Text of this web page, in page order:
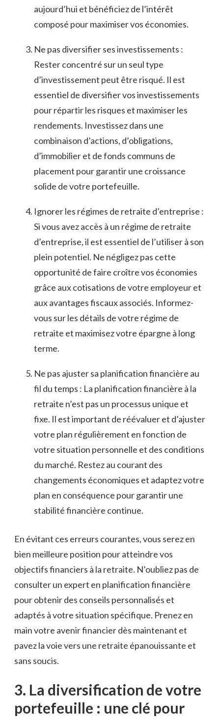
aujourd’hui et bénéficiez de ‌l’intérêt
⁣composé pour maximiser ⁣vos⁢ économies.
Ne pas diversifier ⁢ses investissements :
⁣Rester ⁢concentré sur un seul ⁤type⁢
d’investissement peut être risqué. Il est ​
essentiel de diversifier vos‌ investissements
pour ⁣répartir les ‍risques et ⁣maximiser les
rendements. Investissez dans une
combinaison d’actions, d’obligations,
d’immobilier et ⁢de fonds communs ⁣de⁣
placement ⁣pour garantir⁤ une croissance
solide de‌ votre portefeuille.
Ignorer les régimes de retraite d’entreprise :
Si‌ vous avez ‌accès à un régime de retraite
d’entreprise, ⁤il est essentiel ⁢de l’utiliser à son
plein potentiel. ​Ne négligez pas cette
opportunité de faire ⁣croître vos économies
grâce aux cotisations de ​votre employeur ⁤et‌
aux avantages fiscaux‌ associés. Informez-
vous⁢ sur ⁣les détails de ⁢votre régime de
retraite et​ maximisez⁣ votre épargne à​ long
terme.
Ne‍ pas ajuster sa planification financière‍ au
fil du temps : La planification financière à ‍la​
retraite n’est pas ⁤un processus unique ⁢et
fixe. Il est important de ⁣réévaluer et ‌d’ajuster
votre plan​ régulièrement en fonction⁣ de
votre ‌situation personnelle et des conditions
du‍ marché. Restez au‌ courant des
changements économiques et adaptez ⁤votre​
plan en conséquence pour garantir⁤ une
stabilité financière continue.
En évitant ces erreurs courantes, vous ⁣serez en
bien ⁢meilleure position pour atteindre vos
objectifs financiers à la retraite. ‌N’oubliez pas de
‍consulter ⁣un expert en planification‍ financière
pour obtenir des conseils personnalisés et⁣
adaptés‌ à ⁣votre ‍situation ‍spécifique. Prenez en
⁢main votre ​avenir⁣ financier ⁤dès maintenant et
‌pavez la voie vers une​ retraite épanouissante et
sans soucis.
3. ‌La diversification de ‌votre
portefeuille ⁢: une‌ clé pour